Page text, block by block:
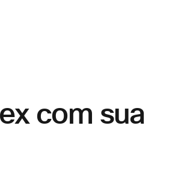
com sua